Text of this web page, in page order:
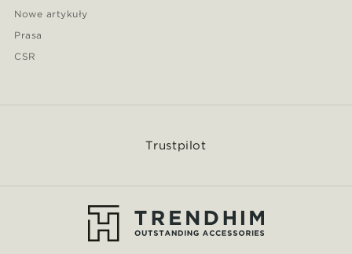
Nowe artykuły
Prasa
CSR
Trustpilot